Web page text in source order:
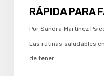
PARA
FAMILIAS
RÁPIDA PARA
Por Sandra Martínez
Las rutinas saludables
de tener…